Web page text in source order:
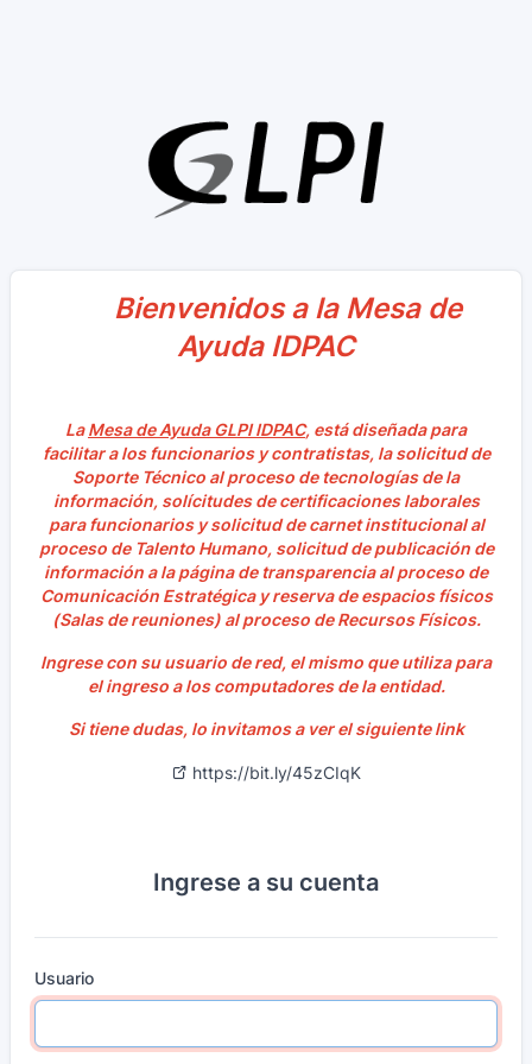
Bienvenidos a la Mesa de
Ayuda IDPAC
LaMesa de Ayuda GLPI IDPAC, está diseñada para
facilitar a los funcionarios y contratistas, la solicitud de
Soporte Técnico al proceso de tecnologías de la
información, solícitudes de certificaciones laborales
para funcionarios y solicitud de carnet institucional al
proceso de Talento Humano, solicitud de publicación de
información a la página de transparencia al proceso de
Comunicación Estratégica y reserva de espacios físicos
(Salas de reuniones) al proceso de Recursos Físicos.
Ingrese con su usuario de red, el mismo que utiliza para
el ingreso a los computadores de la entidad.
Si tiene dudas, lo invitamos a ver el siguiente link
https://bit.ly/45zCIqK
Ingrese a su cuenta
Usuario